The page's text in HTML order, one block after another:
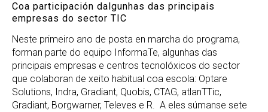
Coa participación dalgunhas das principais
empresas do sector TIC
Neste primeiro ano de posta en marcha do programa,
forman parte do equipo InformaTe, algunhas das
principais empresas e centros tecnolóxicos do sector
que colaboran de xeito habitual coa escola: Optare
Solutions, Indra, Gradiant, Quobis, CTAG, atlanTTic,
Gradiant, Borgwarner, Televes e R. A eles súmanse sete